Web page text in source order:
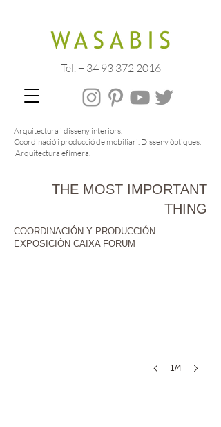
Arquitectura i disseny interiors.
Coordinació i producció de mobiliari. Disseny òptiques.
Arquitectura efímera.
Tel. + 34 93 372 2016
THE MOST IMPORTANT
THING
COORDINACIÓN Y PRODUCCIÓN
EXPOSICIÓN CAIXA FORUM
1/4